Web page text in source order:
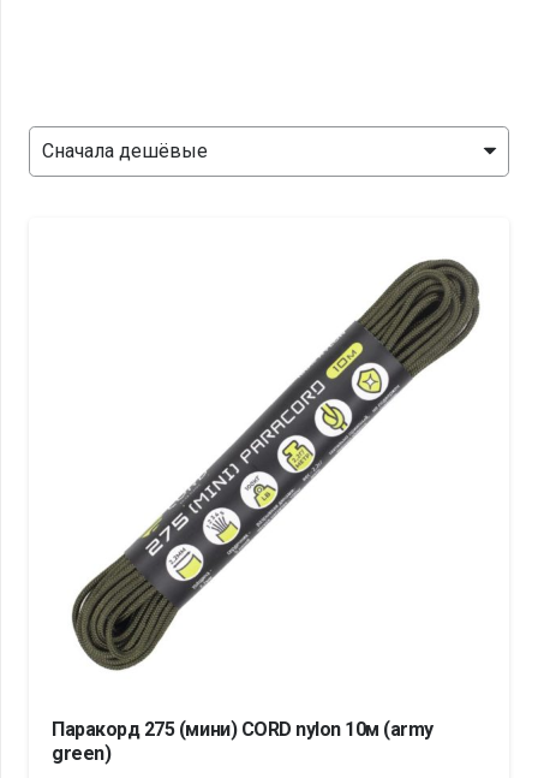
Паракорд 275 (мини) CORD nylon 10м (army
green)